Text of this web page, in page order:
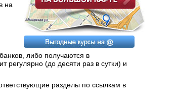
на
либо получаются в
(до десяти раз в сутки) и
разделы по ссылкам в